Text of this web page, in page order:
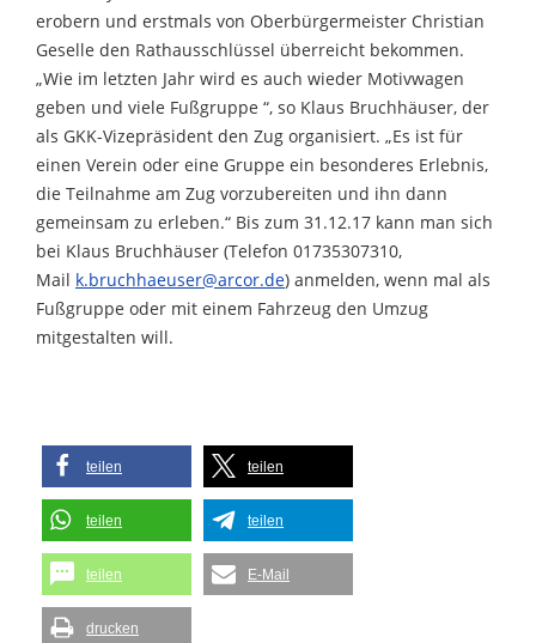
erobern und erstmals von Oberbürgermeister Christian
Geselle den Rathausschlüssel überreicht bekommen.
„Wie im letzten Jahr wird es auch wieder Motivwagen
geben und viele Fußgruppe “, so Klaus Bruchhäuser, der
als GKK-Vizepräsident den Zug organisiert. „Es ist für
einen Verein oder eine Gruppe ein besonderes Erlebnis,
die Teilnahme am Zug vorzubereiten und ihn dann
gemeinsam zu erleben.“ Bis zum 31.12.17 kann man sich
bei Klaus Bruchhäuser (Telefon 01735307310,
Mail k.bruchhaeuser@arcor.de) anmelden, wenn mal als
Fußgruppe oder mit einem Fahrzeug den Umzug
mitgestalten will.
teilen teilen
teilen teilen
teilen E-Mail
drucken